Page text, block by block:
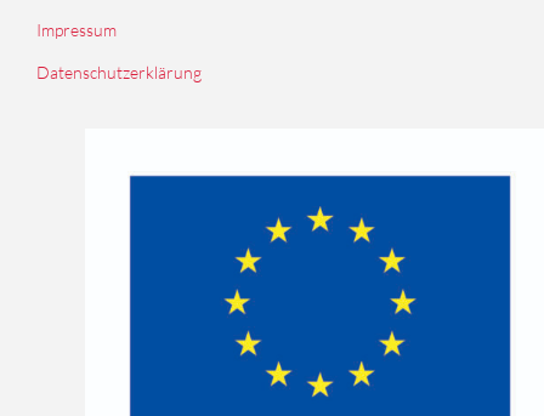
Impressum
Datenschutzerklärung